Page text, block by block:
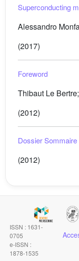
Superconducting
Alessandro
(2017)
Foreword
Thibaut Le
(2012)
Dossier Sommaire
(2012)
ISSN : 1631-
0705
e-ISSN :
1878-1535